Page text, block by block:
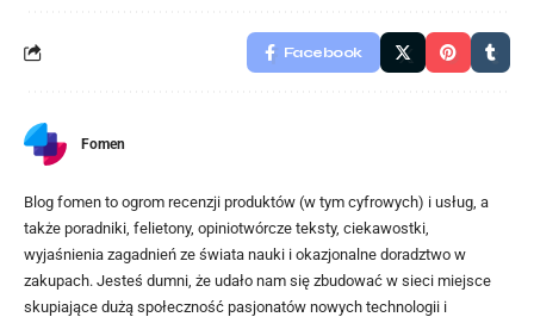
Facebook
Fomen
Blog fomen to ogrom recenzji produktów (w tym cyfrowych) i usług, a
także poradniki, felietony, opiniotwórcze teksty, ciekawostki,
wyjaśnienia zagadnień ze świata nauki i okazjonalne doradztwo w
zakupach. Jesteś dumni, że udało nam się zbudować w sieci miejsce
skupiające dużą społeczność pasjonatów nowych technologii i